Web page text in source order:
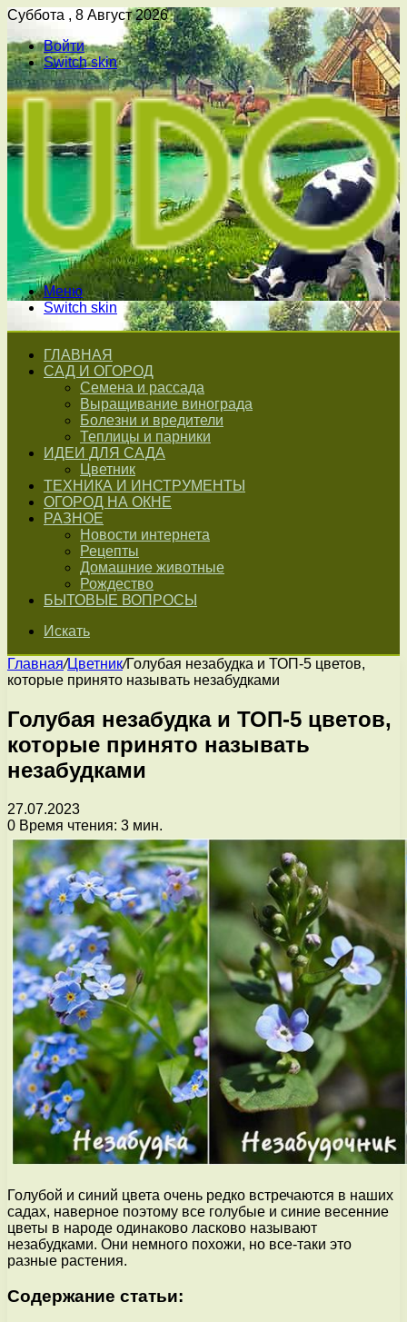
Суббота , 8 Август 2026
Войти
Switch skin
Меню
Switch skin
ГЛАВНАЯ
САД И ОГОРОД
Семена и рассада
Выращивание винограда
Болезни и вредители
Теплицы и парники
ИДЕИ ДЛЯ САДА
Цветник
ТЕХНИКА И ИНСТРУМЕНТЫ
ОГОРОД НА ОКНЕ
РАЗНОЕ
Новости интернета
Рецепты
Домашние животные
Рождество
БЫТОВЫЕ ВОПРОСЫ
Искать
Главная/Цветник/Голубая незабудка и ТОП-5 цветов,
которые принято называть незабудками
Голубая незабудка и ТОП-5 цветов,
которые принято называть
незабудками
27.07.2023
0 Время чтения: 3 мин.
Голубой и синий цвета очень редко встречаются в наших
садах, наверное поэтому все голубые и синие весенние
цветы в народе одинаково ласково называют
незабудками. Они немного похожи, но все-таки это
разные растения.
Содержание статьи: